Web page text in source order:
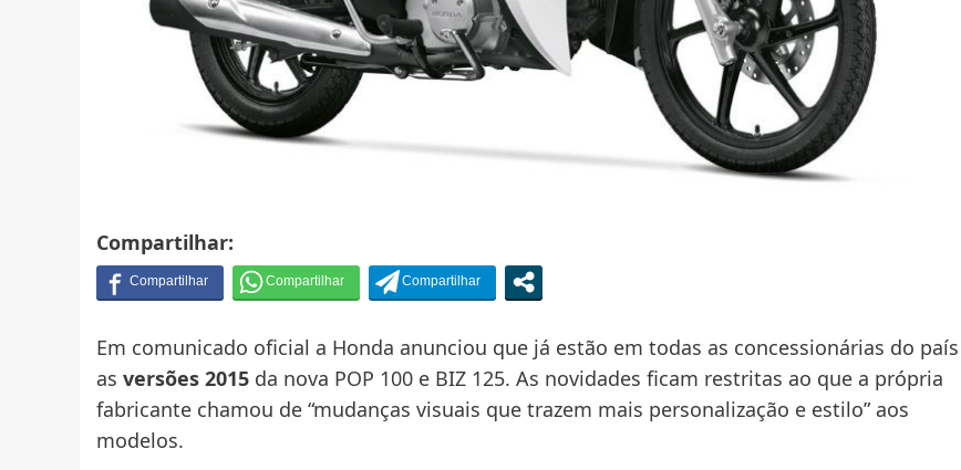
Compartilhar:
Em comunicado oficial a Honda anunciou que já estão em todas as concessionárias do país
as versões 2015 da nova POP 100 e BIZ 125. As novidades ficam restritas ao que a própria
fabricante chamou de “mudanças visuais que trazem mais personalização e estilo” aos
modelos.